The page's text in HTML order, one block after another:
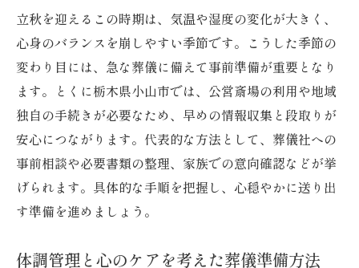
立秋を迎えるこの時期は、気温や湿度の変化が大きく、
心身のバランスを崩しやすい季節です。こうした季節の
変わり目には、急な葬儀に備えて事前準備が重要となり
ます。とくに栃木県小山市では、公営斎場の利用や地域
独自の手続きが必要なため、早めの情報収集と段取りが
安心につながります。代表的な方法として、葬儀社への
事前相談や必要書類の整理、家族での意向確認などが挙
げられます。具体的な手順を把握し、心穏やかに送り出
す準備を進めましょう。
体調管理と心のケアを考えた葬儀準備方法